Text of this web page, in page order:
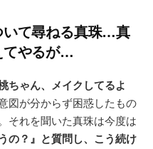
いて尋ねる真珠…真
てやるが…
ちゃん、メイクしてるよ
図が分からず困惑したもの
それを聞いた真珠は今度は
の？』と質問し、こう続け